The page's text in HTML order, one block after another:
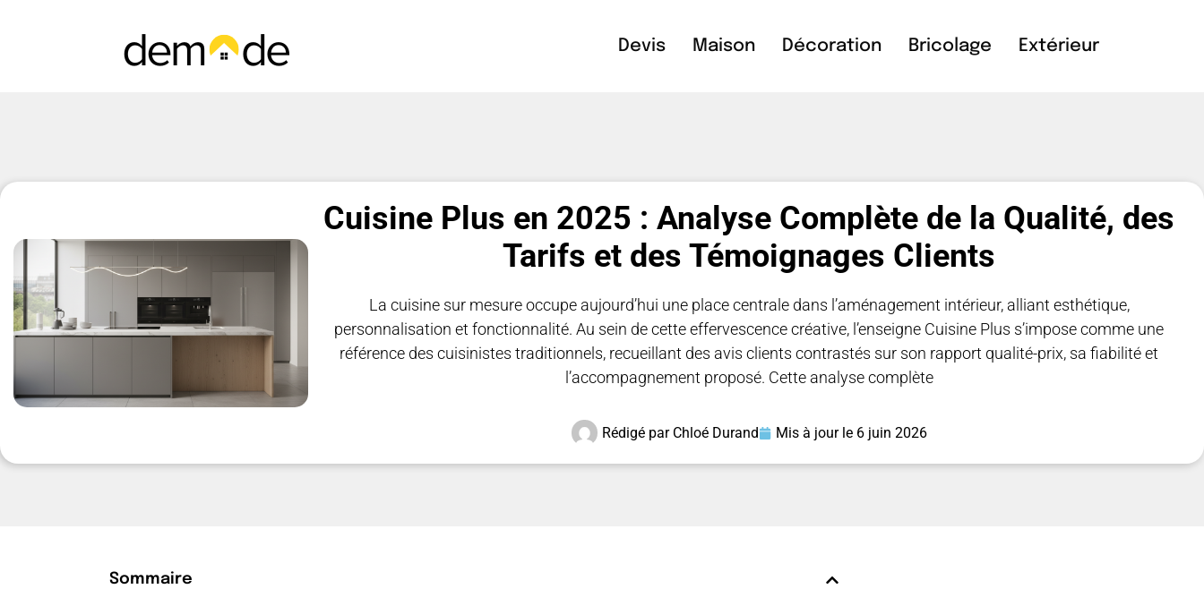
Devis Maison Décoration Bricolage Extérieur
Cuisine Plus en 2025 : Analyse Complète de la Qualité, des
Tarifs et des Témoignages Clients
La cuisine sur mesure occupe aujourd’hui une place centrale dans l’aménagement intérieur, alliant esthétique,
personnalisation et fonctionnalité. Au sein de cette effervescence créative, l’enseigne Cuisine Plus s’impose comme une
référence des cuisinistes traditionnels, recueillant des avis clients contrastés sur son rapport qualité-prix, sa fiabilité et
l’accompagnement proposé. Cette analyse complète
Rédigé par Chloé Durand Mis à jour le 6 juin 2026
Sommaire